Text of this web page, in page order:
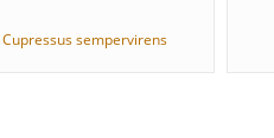
Cupressus sempervirens